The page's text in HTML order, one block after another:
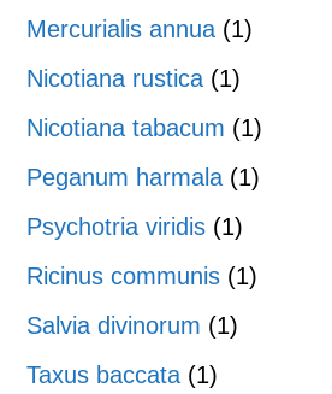
Mercurialis annua (1)
Nicotiana rustica (1)
Nicotiana tabacum (1)
Peganum harmala (1)
Psychotria viridis (1)
Ricinus communis (1)
Salvia divinorum (1)
Taxus baccata (1)